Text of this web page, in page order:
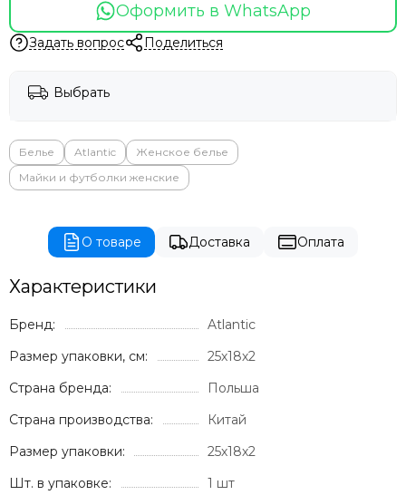
Оформить в WhatsApp
Задать вопрос Поделиться
Выбрать
Белье Atlantic
Женское белье
Майки и футболки женские
О товаре Доставка Оплата
Характеристики
Бренд:
Atlantic
Размер упаковки, см:
25х18х2
Страна бренда:
Польша
Страна производства:
Китай
Размер упаковки:
25х18х2
Шт. в упаковке:
1 шт